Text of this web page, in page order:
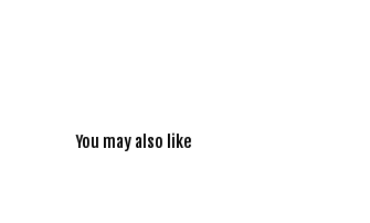
You may also like